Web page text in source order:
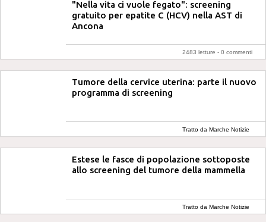
"Nella vita ci vuole fegato": screening
gratuito per epatite C (HCV) nella AST di
Ancona
2483 letture - 0 commenti
Tumore della cervice uterina: parte il nuovo
programma di screening
Tratto da Marche Notizie
Estese le fasce di popolazione sottoposte
allo screening del tumore della mammella
Tratto da Marche Notizie